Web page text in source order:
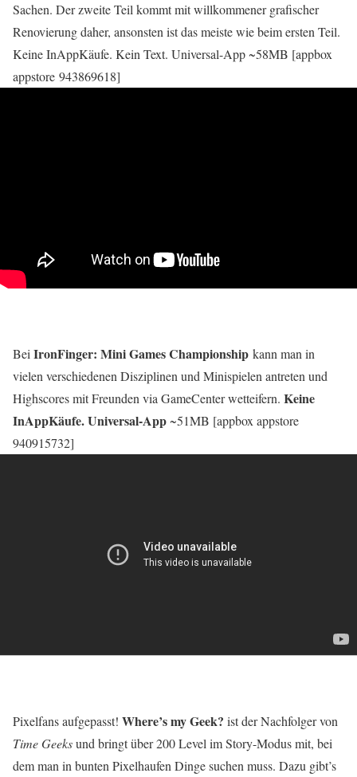
Sachen. Der zweite Teil kommt mit willkommener grafischer
Renovierung daher, ansonsten ist das meiste wie beim ersten Teil.
Keine InAppKäufe. Kein Text. Universal-App ~58MB [appbox
appstore 943869618]
BeiIronFinger: Mini Games Championship kann man in
vielen verschiedenen Disziplinen und Minispielen antreten und
Highscores mit Freunden via GameCenter wetteifern. Keine
InAppKäufe. Universal-App ~51MB [appbox appstore
940915732]
Pixelfans aufgepasst! Where’s my Geek? ist der Nachfolger von
Time Geeksund bringt über 200 Level im Story-Modus mit, bei
dem man in bunten Pixelhaufen Dinge suchen muss. Dazu gibt’s